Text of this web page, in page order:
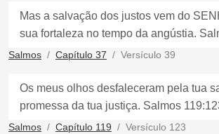
Mas a salvação dos justos vem do
sua fortaleza no tempo da angústia.
Salmos Capítulo 37 Versículo 39
Os meus olhos desfaleceram pela tua
promessa da tua justiça. Salmos
Salmos Capítulo 119 Versículo 123